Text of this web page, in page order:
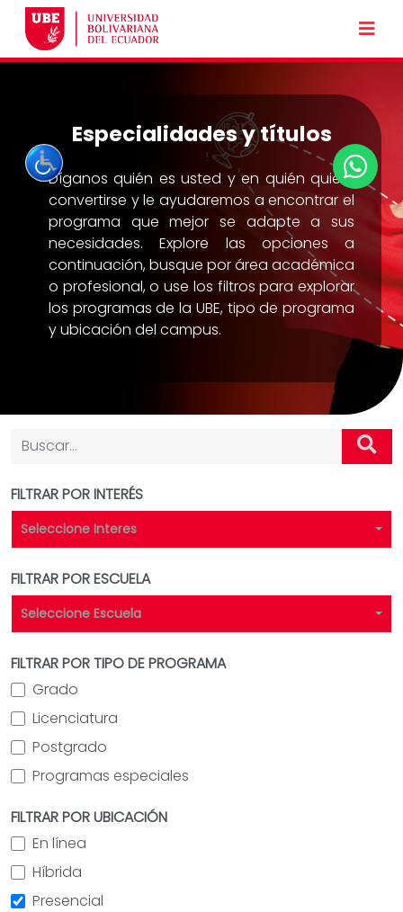
Especialidades y títulos
Díganos quién es usted y en quién quiere
convertirse y le ayudaremos a encontrar el
programa que mejor se adapte a sus
necesidades. Explore las opciones a
continuación, busque por área académica
o profesional, o use los filtros para explorar
los programas de la UBE, tipo de programa
y ubicación del campus.
FILTRAR POR INTERÉS
Seleccione Interes
FILTRAR POR ESCUELA
Seleccione Escuela
FILTRAR POR TIPO DE PROGRAMA
Grado
Licenciatura
Postgrado
Programas especiales
FILTRAR POR UBICACIÓN
En línea
Híbrida
Presencial